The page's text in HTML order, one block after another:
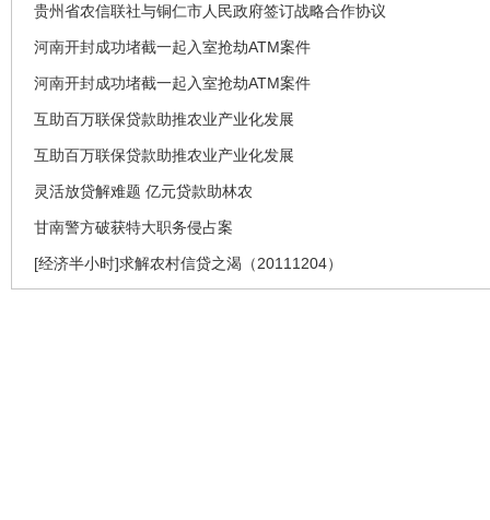
贵州省农信联社与铜仁市人民政府签订战略合作协议
河南开封成功堵截一起入室抢劫ATM案件
河南开封成功堵截一起入室抢劫ATM案件
互助百万联保贷款助推农业产业化发展
互助百万联保贷款助推农业产业化发展
灵活放贷解难题 亿元贷款助林农
甘南警方破获特大职务侵占案
[经济半小时]求解农村信贷之渴（20111204）